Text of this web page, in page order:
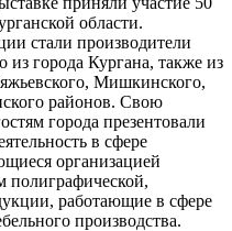
области.
стали производители
из города Кургана, также из
Мишкинского,
районов. Свою
города презентовали
в сфере
организацией
полиграфической,
работающие в сфере
производства.